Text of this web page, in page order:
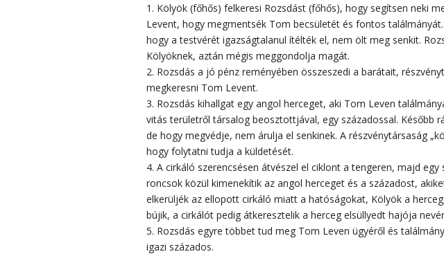
1. Kölyök (főhős) felkeresi Rozsdást (főhős), hogy segítsen neki
Levent, hogy megmentsék Tom becsületét és fontos
hogy a testvérét igazságtalanul ítélték el, nem ölt meg senkit.
Kölyöknek, aztán mégis meggondolja magát.
2. Rozsdás a jó pénz reményében összeszedi a barátait,
megkeresni Tom Levent.
3. Rozsdás kihallgat egy angol herceget, aki Tom Leven
vitás területről társalog beosztottjával, egy századossal. Később
de hogy megvédje, nem árulja el senkinek. A részvénytársaság
hogy folytatni tudja a küldetését.
4. A cirkáló szerencsésen átvészel el ciklont a tengeren, majd
roncsok közül kimenekítik az angol herceget és a századost,
elkerüljék az ellopott cirkáló miatt a hatóságokat, Kölyök a
bújik, a cirkálót pedig átkeresztelik a herceg elsüllyedt hajója
5. Rozsdás egyre többet tud meg Tom Leven ügyéről és
igazi százados.